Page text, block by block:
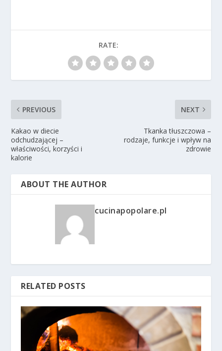
RATE:
PREVIOUS
Kakao w diecie
odchudzającej –
właściwości, korzyści i
kalorie
NEXT
Tkanka tłuszczowa –
rodzaje, funkcje i wpływ na
zdrowie
ABOUT THE AUTHOR
cucinapopolare.pl
RELATED POSTS